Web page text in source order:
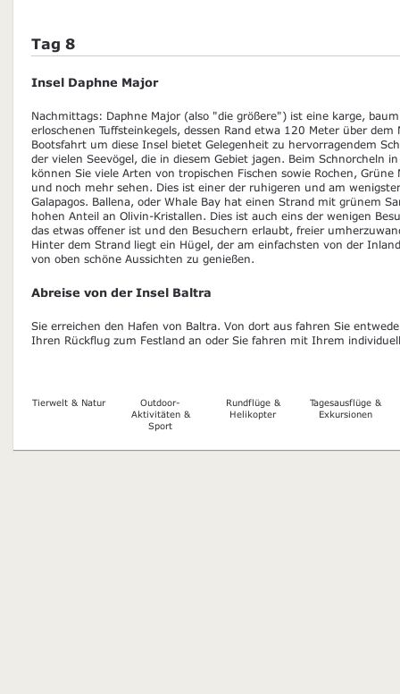
Tag 8
Insel Daphne Major
Nachmittags: Daphne Major (also "die größere") ist eine karge,
erloschenen Tuffsteinkegels, dessen Rand etwa 120 Meter über dem
Bootsfahrt um diese Insel bietet Gelegenheit zu hervorragendem
der vielen Seevögel, die in diesem Gebiet jagen. Beim Schnorcheln
können Sie viele Arten von tropischen Fischen sowie Rochen, Grüne
und noch mehr sehen. Dies ist einer der ruhigeren und am
Galapagos. Ballena, oder Whale Bay hat einen Strand mit grünem
hohen Anteil an Olivin-Kristallen. Dies ist auch eins der wenigen
das etwas offener ist und den Besuchern erlaubt, freier
Hinter dem Strand liegt ein Hügel, der am einfachsten von der
von oben schöne Aussichten zu genießen.
Abreise von der Insel Baltra
Sie erreichen den Hafen von Baltra. Von dort aus fahren Sie
Ihren Rückflug zum Festland an oder Sie fahren mit Ihrem
Tierwelt & Natur
Outdoor-
Aktivitäten &
Sport
Rundflüge &
Helikopter
Tagesausflüge &
Exkursionen